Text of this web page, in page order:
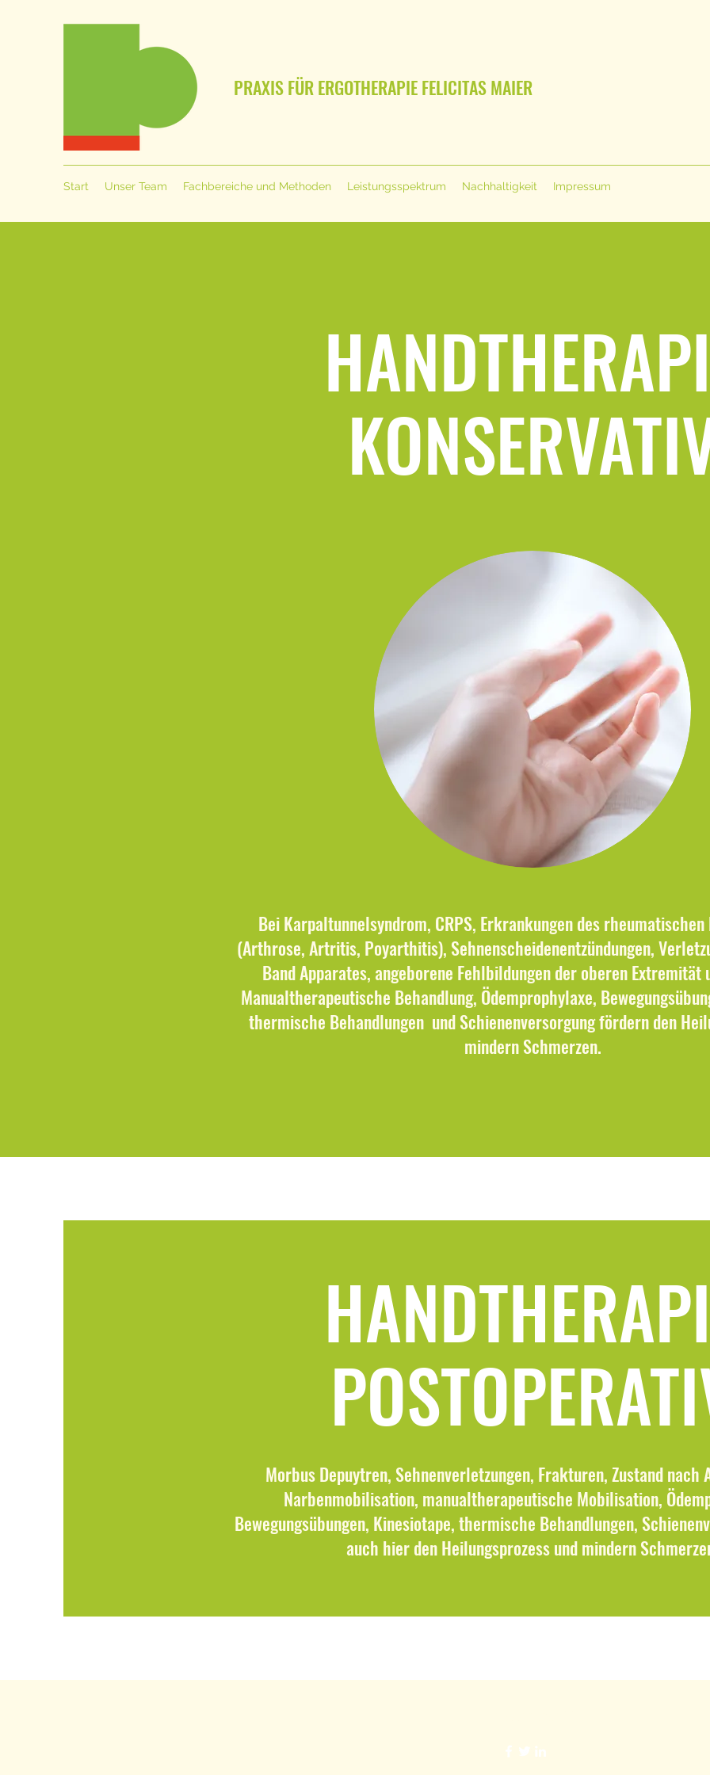
PRAXIS FÜR ERGOTHERAPIE FELICITAS MAIER
Start Unser Team Fachbereiche und Methoden Leistungsspektrum Nachhaltigkeit Impressum
Bei Karpaltunnelsyndrom, CRPS, Erkrankungen des
(Arthrose, Artritis, Poyarthitis), Sehnenscheidenentzündungen,
Band Apparates, angeborene Fehlbildungen der oberen Extremität
Manualtherapeutische Behandlung, Ödemprophylaxe,
thermische Behandlungen und Schienenversorgung fördern den
mindern Schmerzen.
Morbus Depuytren, Sehnenverletzungen, Frakturen, Zustand nach
Narbenmobilisation, manualtherapeutische Mobilisation,
Bewegungsübungen, Kinesiotape, thermische Behandlungen,
auch hier den Heilungsprozess und mindern